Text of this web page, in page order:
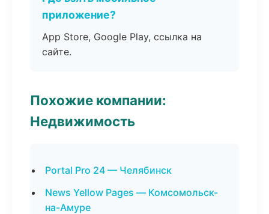
приложение?
App Store, Google Play, ссылка на
сайте.
Похожие компании:
Недвижимость
Portal Pro 24 — Челябинск
News Yellow Pages — Комсомольск-
на-Амуре